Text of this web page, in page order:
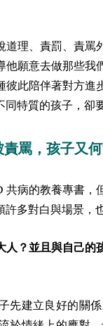
理、責罰、責
願意去做那些
彼此陪伴著對方
特質的孩子，卻
罵，孩子又
共病的教養專書，
多對白與場景，
？並且與自己
先建立良好的關